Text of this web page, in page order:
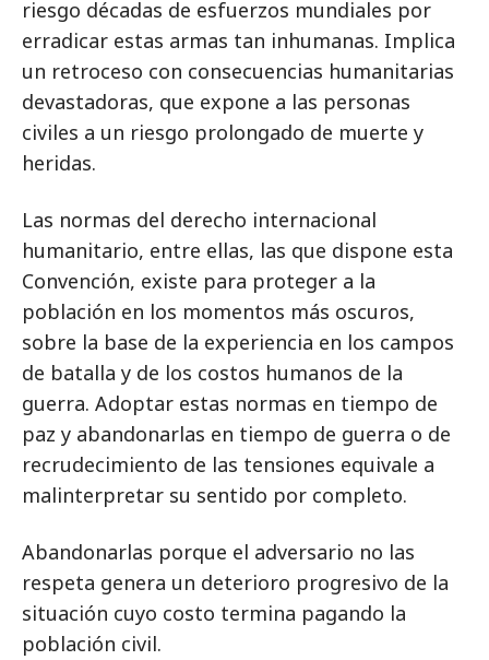
riesgo décadas de esfuerzos mundiales por
erradicar estas armas tan inhumanas. Implica
un retroceso con consecuencias humanitarias
devastadoras, que expone a las personas
civiles a un riesgo prolongado de muerte y
heridas.
Las normas del derecho internacional
humanitario, entre ellas, las que dispone esta
Convención, existe para proteger a la
población en los momentos más oscuros,
sobre la base de la experiencia en los campos
de batalla y de los costos humanos de la
guerra. Adoptar estas normas en tiempo de
paz y abandonarlas en tiempo de guerra o de
recrudecimiento de las tensiones equivale a
malinterpretar su sentido por completo.
Abandonarlas porque el adversario no las
respeta genera un deterioro progresivo de la
situación cuyo costo termina pagando la
población civil.